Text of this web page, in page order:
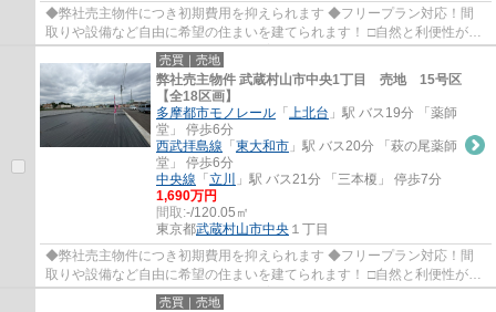
◆弊社売主物件につき初期費用を抑えられます ◆フリープラン対応！間
取りや設備など自由に希望の住まいを建てられます！ □自然と利便性が調
和した街並みです♪ □コミュニティを育む5Mの...
売買｜売地
弊社売主物件 武蔵村山市中央1丁目 売地 15号区
【全18区画】
多摩都市モノレール 「 上北台 」駅 バス19分 「薬師
堂」 停歩6分
西武拝島線 「 東大和市 」駅 バス20分 「萩の尾薬師
堂」 停歩6分
中央線 「 立川
」駅 バス21分 「三本榎」 停歩7分
1,690万円
間取:-/120.05㎡
東京都武蔵村山市中央 １丁目
◆弊社売主物件につき初期費用を抑えられます ◆フリープラン対応！間
取りや設備など自由に希望の住まいを建てられます！ □自然と利便性が調
和した街並みです♪ □コミュニティを育む5Mの...
売買｜売地